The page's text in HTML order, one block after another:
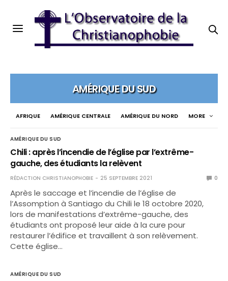
AMÉRIQUE DU SUD
AFRIQUE AMÉRIQUE CENTRALE AMÉRIQUE DU NORD MORE
AMÉRIQUE DU SUD
Chili : après l’incendie de l’église par l’extrême-
gauche, des étudiants la relèvent
RÉDACTION CHRISTIANOPHOBIE 25 SEPTEMBRE 2021 0
Après le saccage et l’incendie de l’église de
l’Assomption à Santiago du Chili le 18 octobre 2020,
lors de manifestations d’extrême-gauche, des
étudiants ont proposé leur aide à la cure pour
restaurer l’édifice et travaillent à son relèvement.
Cette église…
AMÉRIQUE DU SUD